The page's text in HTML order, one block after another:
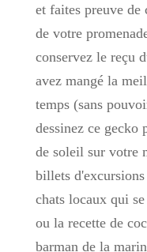
et faites preuve de
de votre
conservez le reçu
avez mangé la
temps (sans
dessinez ce gecko
de soleil sur votre
billets
chats locaux qui
ou la recette de
barman de la